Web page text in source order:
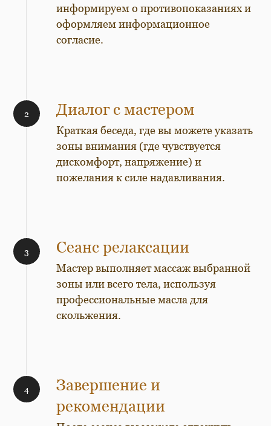
информируем о противопоказаниях и
оформляем информационное
согласие.
Диалог с мастером
Краткая беседа, где вы можете указать
зоны внимания (где чувствуется
дискомфорт, напряжение) и
пожелания к силе надавливания.
Сеанс релаксации
Мастер выполняет массаж выбранной
зоны или всего тела, используя
профессиональные масла для
скольжения.
Завершение и
рекомендации